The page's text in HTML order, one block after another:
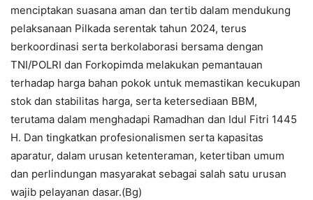
menciptakan suasana aman dan tertib dalam mendukung
pelaksanaan Pilkada serentak tahun 2024, terus
berkoordinasi serta berkolaborasi bersama dengan
TNI/POLRI dan Forkopimda melakukan pemantauan
terhadap harga bahan pokok untuk memastikan kecukupan
stok dan stabilitas harga, serta ketersediaan BBM,
terutama dalam menghadapi Ramadhan dan Idul Fitri 1445
H. Dan tingkatkan profesionalismen serta kapasitas
aparatur, dalam urusan ketenteraman, ketertiban umum
dan perlindungan masyarakat sebagai salah satu urusan
wajib pelayanan dasar.(Bg)